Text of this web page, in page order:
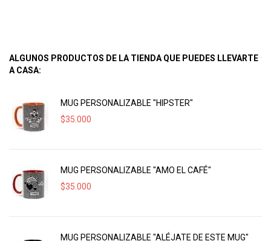
ALGUNOS PRODUCTOS DE LA TIENDA QUE PUEDES LLEVARTE
A CASA:
MUG PERSONALIZABLE "HIPSTER"
$35.000
MUG PERSONALIZABLE "AMO EL CAFÉ"
$35.000
MUG PERSONALIZABLE "ALÉJATE DE ESTE MUG"